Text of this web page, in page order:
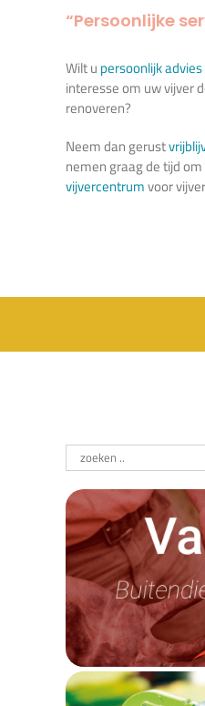
“Persoonlijke
Wilt u persoonlijk
interesse om uw vijver
renoveren?
Neem dan gerust
nemen graag de tijd
vijvercentrumvoor